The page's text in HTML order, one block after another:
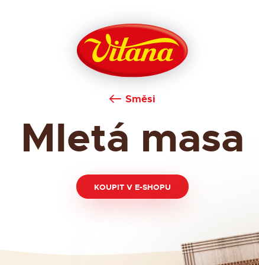
Směsi
Mletá masa
KOUPIT V E-SHOPU